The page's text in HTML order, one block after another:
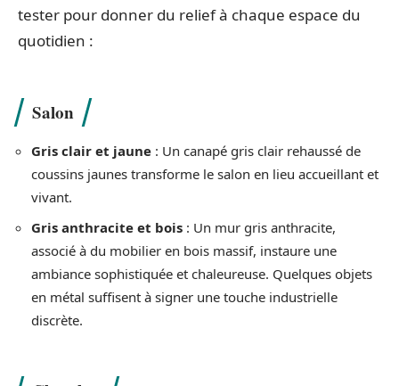
tester pour donner du relief à chaque espace du
quotidien :
Salon
Gris clair et jaune : Un canapé gris clair rehaussé de
coussins jaunes transforme le salon en lieu accueillant et
vivant.
Gris anthracite et bois : Un mur gris anthracite,
associé à du mobilier en bois massif, instaure une
ambiance sophistiquée et chaleureuse. Quelques objets
en métal suffisent à signer une touche industrielle
discrète.